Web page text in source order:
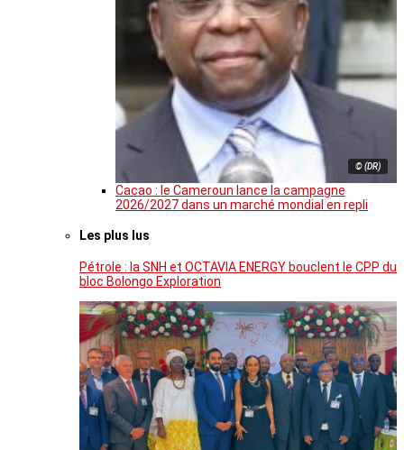
© (DR)
Cacao : le Cameroun lance la campagne
2026/2027 dans un marché mondial en repli
Les plus lus
Pétrole : la SNH et OCTAVIA ENERGY bouclent le CPP du
bloc Bolongo Exploration